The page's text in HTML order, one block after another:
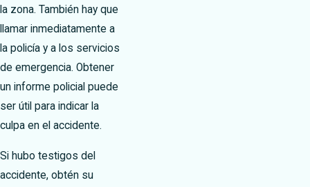
la zona. También hay que
llamar inmediatamente a
la policía y a los servicios
de emergencia. Obtener
un informe policial puede
ser útil para indicar la
culpa en el accidente.
Si hubo testigos del
accidente, obtén su